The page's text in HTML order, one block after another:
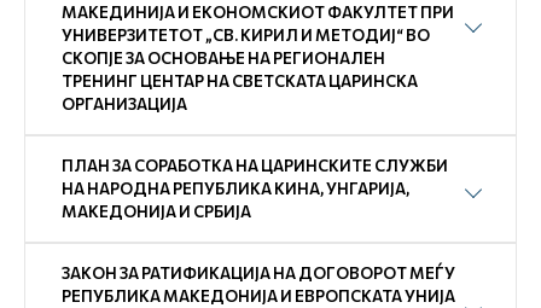
МАКЕДИНИЈА И ЕКОНОМСКИОТ ФАКУЛТЕТ ПРИ
УНИВЕРЗИТЕТОТ „СВ. КИРИЛ И МЕТОДИЈ“ ВО
СКОПЈЕ ЗА ОСНОВАЊЕ НА РЕГИОНАЛЕН
ТРЕНИНГ ЦЕНТАР НА СВЕТСКАТА ЦАРИНСКА
ОРГАНИЗАЦИЈА
ПЛАН ЗА СОРАБОТКА НА ЦАРИНСКИТЕ СЛУЖБИ
НА НАРОДНА РЕПУБЛИКА КИНА, УНГАРИЈА,
МАКЕДОНИЈА И СРБИЈА
ЗАКОН ЗА РАТИФИКАЦИЈА НА ДОГОВОРОТ МЕЃУ
РЕПУБЛИКА МАКЕДОНИЈА И ЕВРОПСКАТА УНИЈА